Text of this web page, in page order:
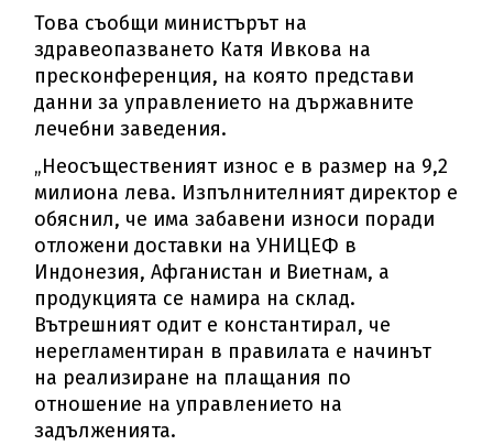
Това съобщи министърът на
здравеопазването Катя Ивкова на
пресконференция, на която представи
данни за управлението на държавните
лечебни заведения.
„Неосъщественият износ е в размер на 9,2
милиона лева. Изпълнителният директор е
обяснил, че има забавени износи поради
отложени доставки на УНИЦЕФ в
Индонезия, Афганистан и Виетнам, а
продукцията се намира на склад.
Вътрешният одит е константирал, че
нерегламентиран в правилата е начинът
на реализиране на плащания по
отношение на управлението на
задълженията.